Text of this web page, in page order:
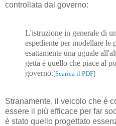
controllata dal governo:
L'istruzione in generale di
espediente per modellare le
esattamente una uguale
getta è quello che piace al
governo.[Scarica il PDF]
Stranamente, il veicolo che è
essere il più efficace per far
è stato quello progettato